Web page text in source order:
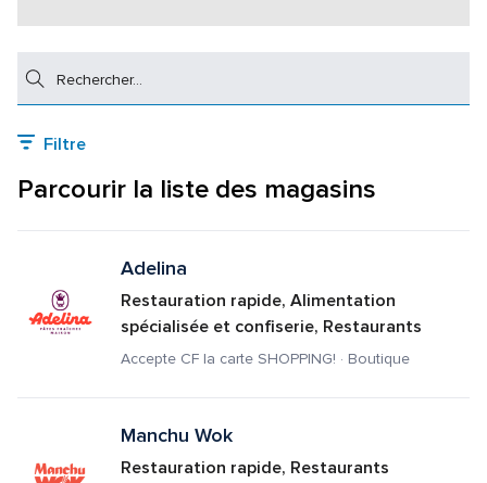
Filtre
Parcourir la liste des magasins
Adelina
Restauration rapide, Alimentation
spécialisée et confiserie, Restaurants
Accepte CF la carte SHOPPING! · Boutique
Manchu Wok
Restauration rapide, Restaurants